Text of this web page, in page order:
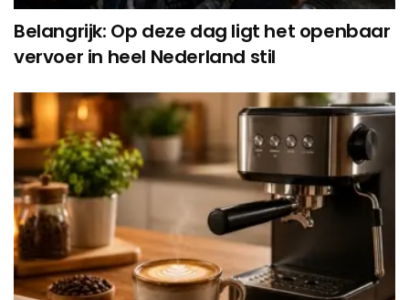
Belangrijk: Op deze dag ligt het openbaar
vervoer in heel Nederland stil